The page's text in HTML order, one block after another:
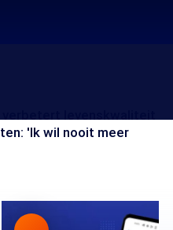
'Ik wil nooit meer